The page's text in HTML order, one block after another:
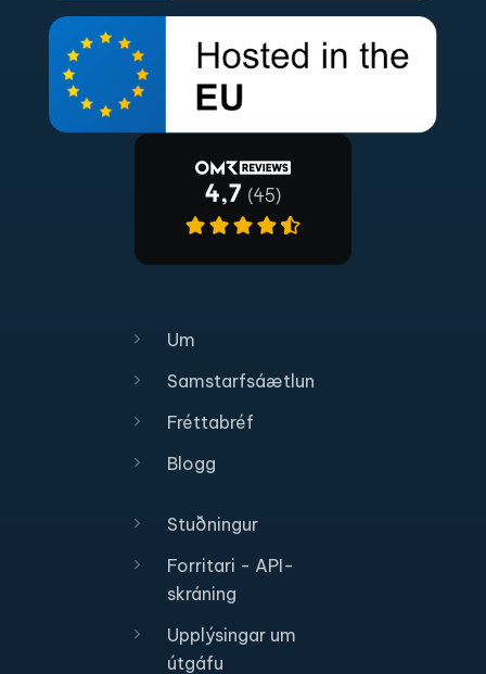
Um
Samstarfsáætlun
Fréttabréf
Blogg
Stuðningur
Forritari - API-
skráning
Upplýsingar um
útgáfu